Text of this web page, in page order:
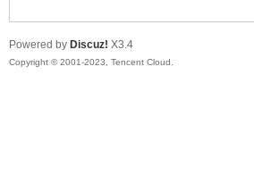
Powered by Discuz! X3.4
Copyright © 2001-2023, Tencent Cloud.